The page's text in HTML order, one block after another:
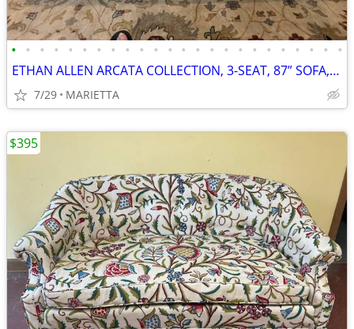
• • • • • • • • • • • • • • • • • • • • • • • •
ETHAN ALLEN ARCATA COLLECTION, 3-SEAT, 87” SOFA, DESI PEARL, EX COND.
7/29 MARIETTA
$395